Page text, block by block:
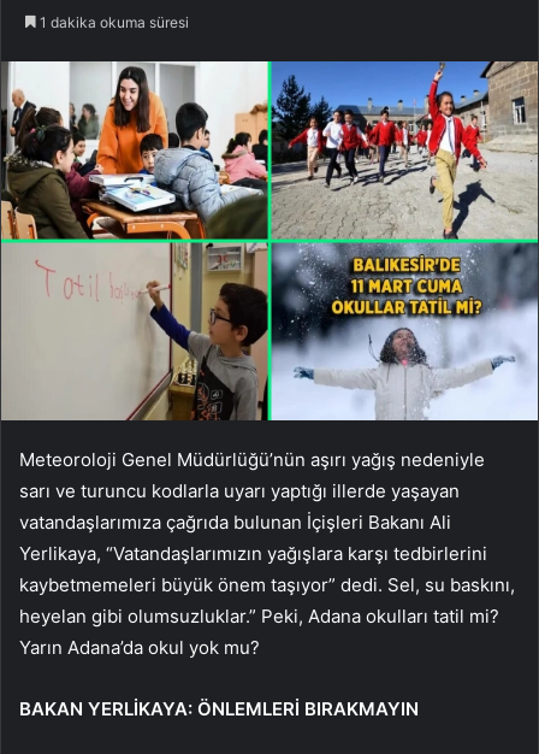
1 dakika okuma süresi
Meteoroloji Genel Müdürlüğü’nün aşırı yağış nedeniyle
sarı ve turuncu kodlarla uyarı yaptığı illerde yaşayan
vatandaşlarımıza çağrıda bulunan İçişleri Bakanı Ali
Yerlikaya, “Vatandaşlarımızın yağışlara karşı tedbirlerini
kaybetmemeleri büyük önem taşıyor” dedi. Sel, su baskını,
heyelan gibi olumsuzluklar.” Peki, Adana okulları tatil mi?
Yarın Adana’da okul yok mu?
BAKAN YERLİKAYA: ÖNLEMLERİ BIRAKMAYIN